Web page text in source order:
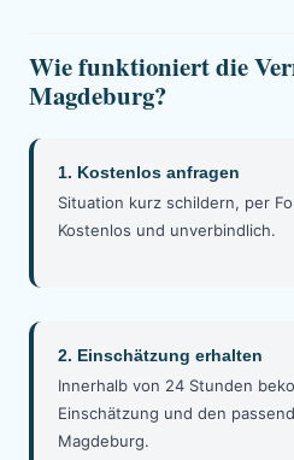
Wie funktioniert die
Magdeburg?
1. Kostenlos anfragen
Situation kurz schildern, per
Kostenlos und unverbindlich.
2. Einschätzung erhalten
Innerhalb von 24 Stunden
Einschätzung und den
Magdeburg.